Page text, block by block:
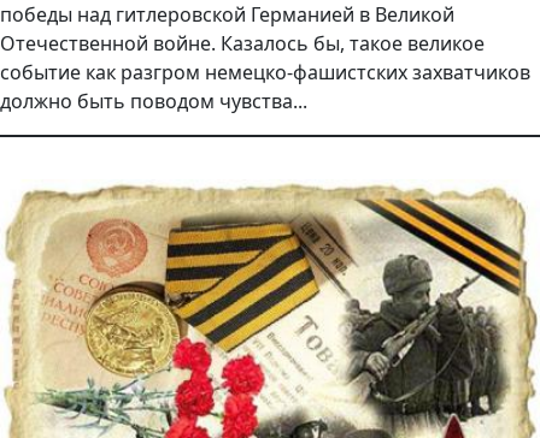
победы над гитлеровской Германией в Великой
Отечественной войне. Казалось бы, такое великое
событие как разгром немецко-фашистских захватчиков
должно быть поводом чувства...